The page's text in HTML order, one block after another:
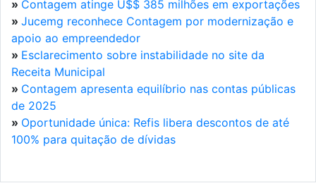
» Contagem atinge U$$ 385 milhões em exportações
» Jucemg reconhece Contagem por modernização e
apoio ao empreendedor
» Esclarecimento sobre instabilidade no site da
Receita Municipal
» Contagem apresenta equilíbrio nas contas públicas
de 2025
» Oportunidade única: Refis libera descontos de até
100% para quitação de dívidas